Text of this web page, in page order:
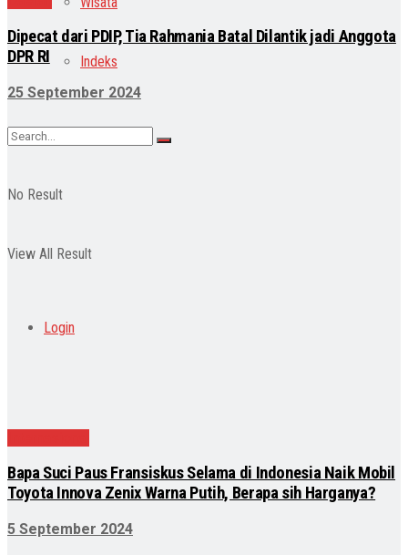
Indeks
No Result
View All Result
Login
Dipecat dari PDIP, Tia Rahmania Batal Dilantik jadi Anggota
DPR RI
25 September 2024
Bapa Suci Paus Fransiskus Selama di Indonesia Naik Mobil
Toyota Innova Zenix Warna Putih, Berapa sih Harganya?
5 September 2024